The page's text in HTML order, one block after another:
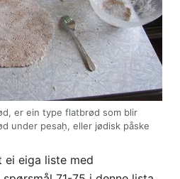
er ein type flatbrød som blir
under pesaḥ, eller jødisk påske
ei eiga liste med